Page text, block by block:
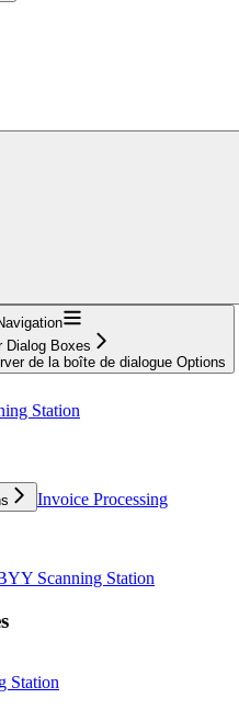
Dialog Boxes
de la boîte de dialogue Options
Station
Invoice Processing
Scanning Station
Station